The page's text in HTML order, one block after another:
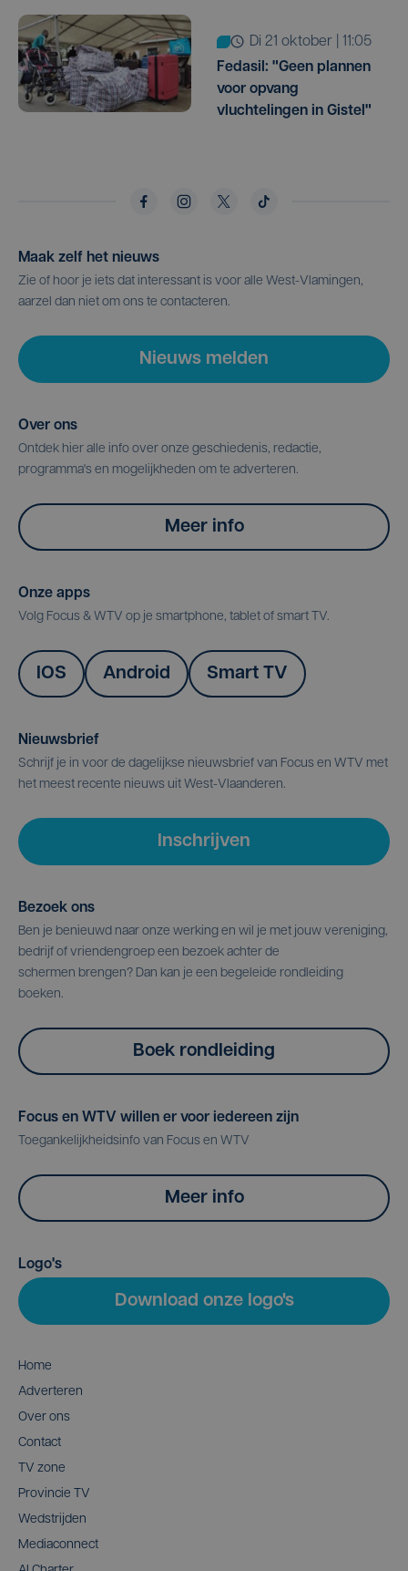
di 21 oktober | 11:05
Fedasil: "Geen plannen
voor opvang
vluchtelingen in Gistel"
Maak zelf het nieuws
Zie of hoor je iets dat interessant is voor alle West-Vlamingen,
aarzel dan niet om ons te contacteren.
Nieuws melden
Over ons
Ontdek hier alle info over onze geschiedenis, redactie,
programma's en mogelijkheden om te adverteren.
Meer info
Onze apps
Volg Focus & WTV op je smartphone, tablet of smart TV.
IOS Android Smart TV
Nieuwsbrief
Schrijf je in voor de dagelijkse nieuwsbrief van Focus en WTV met
het meest recente nieuws uit West-Vlaanderen.
Inschrijven
Bezoek ons
Ben je benieuwd naar onze werking en wil je met jouw vereniging,
bedrijf of vriendengroep een bezoek achter de
schermen brengen? Dan kan je een begeleide rondleiding
boeken.
Boek rondleiding
Focus en WTV willen er voor iedereen zijn
Toegankelijkheidsinfo van Focus en WTV
Meer info
Logo's
Download onze logo's
Home
Adverteren
Over ons
Contact
TV zone
Provincie TV
Wedstrijden
Mediaconnect